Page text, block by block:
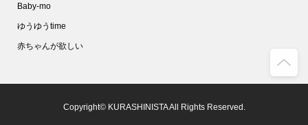
Baby-mo
ゆうゆうtime
赤ちゃんが欲しい
Copyright© KURASHINISTA All Rights Reserved.